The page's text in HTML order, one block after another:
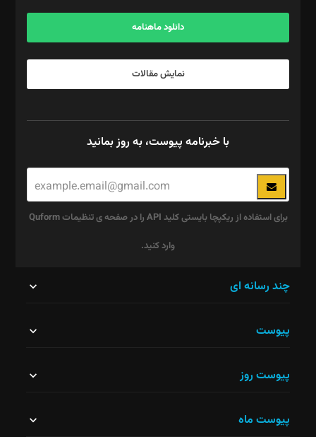
آگهی و مشترکین: ۰۹۱۹۹۹۹۰۴۵۴
دانلود ماهنامه
نمایش مقالات
با خبرنامه پیوست، به روز بمانید
برای استفاده از ریکپچا بایستی کلید API را در صفحه ی تنظیمات Quform
وارد کنید.
نباید
شود.
چند رسانه ای
پیوست
پیوست روز
پیوست ماه